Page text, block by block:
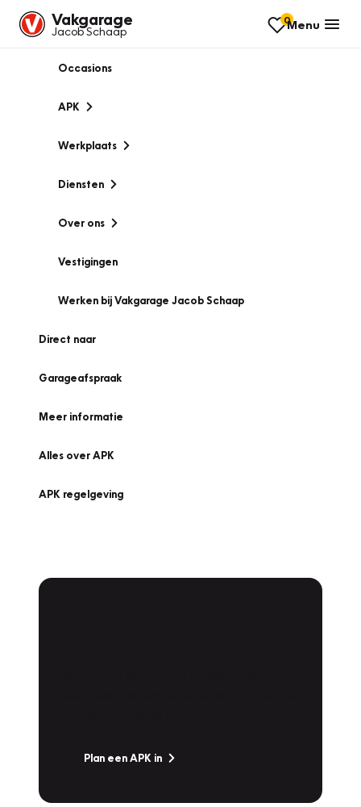
Vakgarage
Jacob Schaap
0Menu
Occasions
APK
Werkplaats
Diensten
Over ons
Vestigingen
Werken bij Vakgarage Jacob Schaap
Direct naar
Garageafspraak
Meer informatie
Alles over APK
APK regelgeving
Plan een APK in